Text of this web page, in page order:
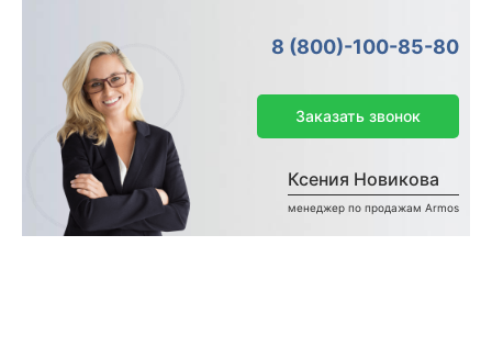
8 (800)-100-85-80
Ксения Новикова
менеджер по продажам Armos
Заказать звонок